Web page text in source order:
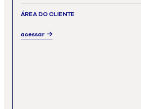
ÁREA DO CLIENTE
acessar